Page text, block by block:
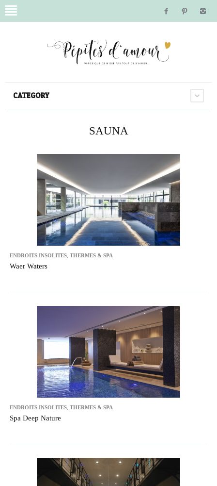
CATEGORY
SAUNA
ENDROITS INSOLITES THERMES & SPA
Waer Waters
ENDROITS INSOLITES THERMES & SPA
Spa Deep Nature